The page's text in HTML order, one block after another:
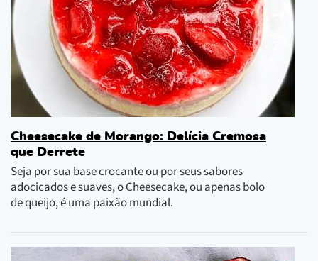
Cheesecake de Morango: Delícia Cremosa
que Derrete
Seja por sua base crocante ou por seus sabores
adocicados e suaves, o Cheesecake, ou apenas bolo
de queijo, é uma paixão mundial.